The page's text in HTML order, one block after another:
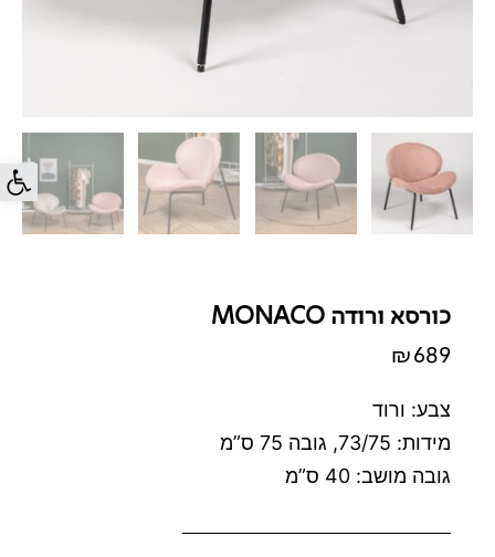
פתח
כורסא ורודה MONACO
₪689
צבע: ורוד
מידות: 73/75, גובה 75 ס”מ
גובה מושב: 40 ס”מ